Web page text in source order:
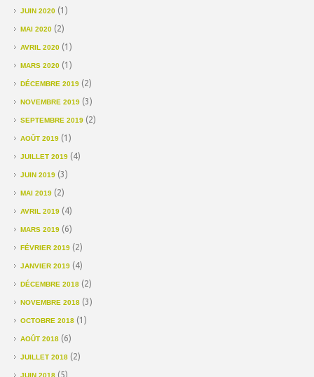
JUIN 2020 (1)
MAI 2020 (2)
AVRIL 2020 (1)
MARS 2020 (1)
DÉCEMBRE 2019 (2)
NOVEMBRE 2019 (3)
SEPTEMBRE 2019 (2)
AOÛT 2019 (1)
JUILLET 2019 (4)
JUIN 2019 (3)
MAI 2019 (2)
AVRIL 2019 (4)
MARS 2019 (6)
FÉVRIER 2019 (2)
JANVIER 2019 (4)
DÉCEMBRE 2018 (2)
NOVEMBRE 2018 (3)
OCTOBRE 2018 (1)
AOÛT 2018 (6)
JUILLET 2018 (2)
JUIN 2018 (5)